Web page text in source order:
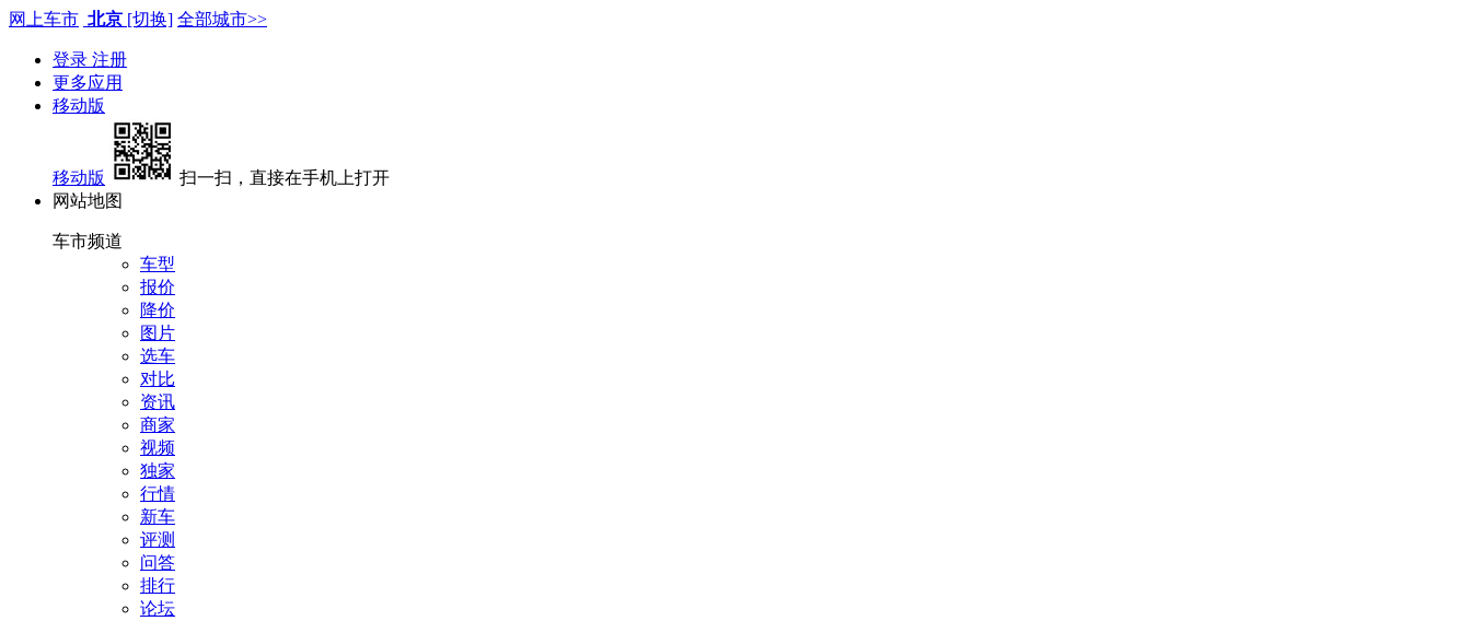
网上车市 北京 [切换] 全部城市>>
登录 注册
更多应用
移动版
移动版
扫一扫，直接在手机上打开
网站地图
车市频道
车型
报价
降价
图片
选车
对比
资讯
商家
视频
独家
行情
新车
评测
问答
排行
论坛